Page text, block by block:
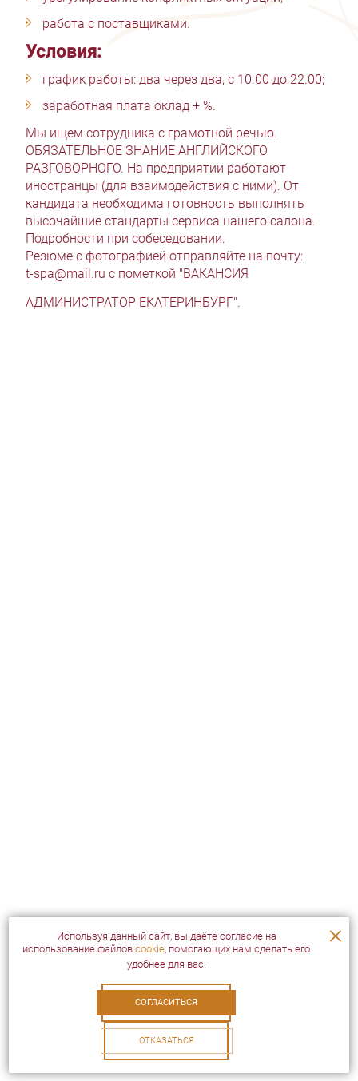
работа с поставщиками.
Условия:
график работы: два через два, с 10.00 до 22.00;
заработная плата оклад + %.
Мы ищем сотрудника с грамотной речью.
ОБЯЗАТЕЛЬНОЕ ЗНАНИЕ АНГЛИЙСКОГО
РАЗГОВОРНОГО. На предприятии работают
иностранцы (для взаимодействия с ними). От
кандидата необходима готовность выполнять
высочайшие стандарты сервиса нашего салона.
Подробности при собеседовании.
Резюме с фотографией отправляйте на почту:
t-spa@mail.ru с пометкой "ВАКАНСИЯ
АДМИНИСТРАТОР ЕКАТЕРИНБУРГ".
×
Используя данный сайт, вы даёте согласие на
использование файлов cookie, помогающих нам сделать его
удобнее для вас.
СОГЛАСИТЬСЯ
ОТКАЗАТЬСЯ